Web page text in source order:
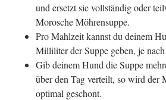
und ersetzt sie vollständig oder
Morosche Möhrensuppe.
Pro Mahlzeit kannst du deinem
Milliliter der Suppe geben, je
Gib deinem Hund die Suppe
über den Tag verteilt, so wird der
optimal geschont.